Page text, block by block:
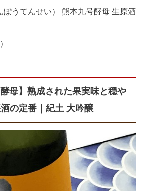
ぽうてんせい） 熊本九号酵母 生原酒
母】熟成された果実味と穏や
の定番｜紀土 大吟醸